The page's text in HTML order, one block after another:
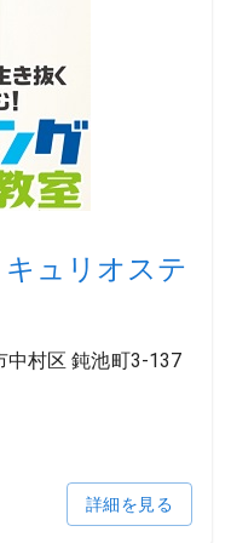
ュリオステ
中村区 鈍池町3-137
詳細を見る